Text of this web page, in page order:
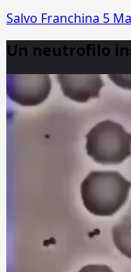
Salvo Franchina 5
Un neutrofilo
Player